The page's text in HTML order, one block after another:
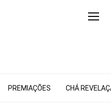
PREMIAÇÕES CHÁ